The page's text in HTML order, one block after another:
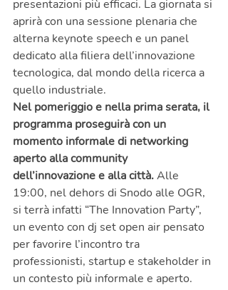
presentazioni più efficaci. La giornata si
aprirà con una sessione plenaria che
alterna keynote speech e un panel
dedicato alla filiera dell’innovazione
tecnologica, dal mondo della ricerca a
quello industriale.
Nel pomeriggio e nella prima serata, il
programma proseguirà con un
momento informale di networking
aperto alla community
dell’innovazione e alla città. Alle
19:00, nel dehors di Snodo alle OGR,
si terrà infatti “The Innovation Party”,
un evento con dj set open air pensato
per favorire l’incontro tra
professionisti, startup e stakeholder in
un contesto più informale e aperto.